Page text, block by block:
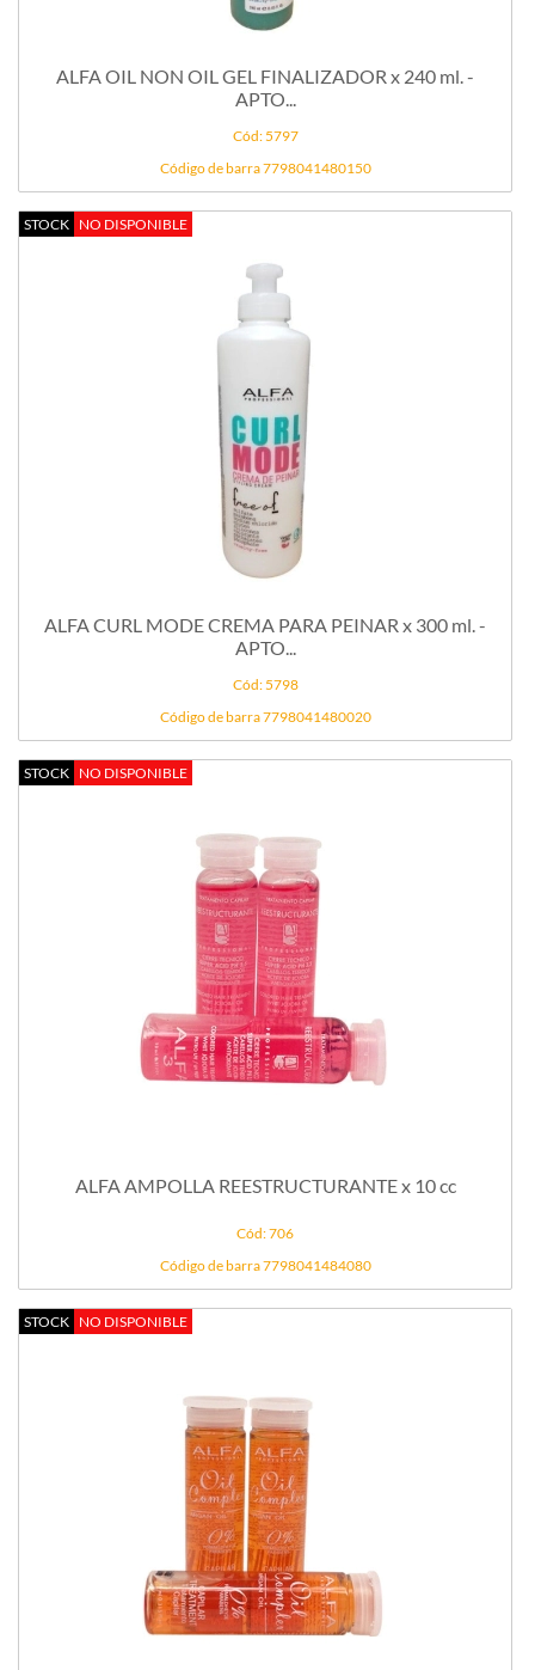
ALFA OIL NON OIL GEL FINALIZADOR x 240 ml. -
APTO...
Cód: 5797
Código de barra 7798041480150
STOCK NO DISPONIBLE
ALFA CURL MODE CREMA PARA PEINAR x 300 ml. -
APTO...
Cód: 5798
Código de barra 7798041480020
STOCK NO DISPONIBLE
ALFA AMPOLLA REESTRUCTURANTE x 10 cc
Cód: 706
Código de barra 7798041484080
STOCK NO DISPONIBLE